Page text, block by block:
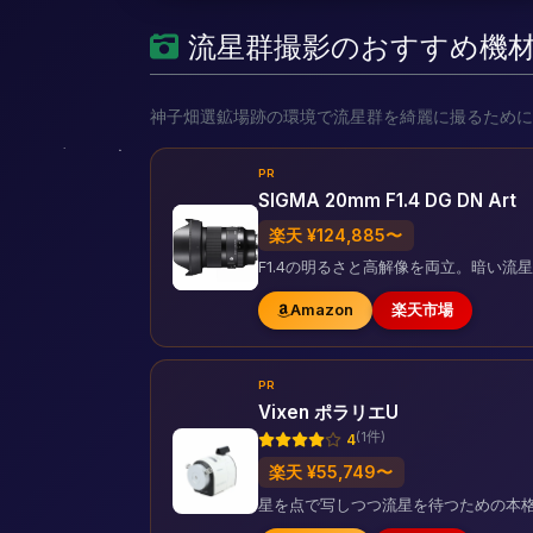
流星群撮影のおすすめ機
神子畑選鉱場跡の環境で流星群を綺麗に撮るため
PR
SIGMA 20mm F1.4 DG DN Art
楽天 ¥124,885〜
F1.4の明るさと高解像を両立。暗い流
Amazon 楽天市場
PR
Vixen ポラリエU
4(1件)
楽天 ¥55,749〜
星を点で写しつつ流星を待つための本